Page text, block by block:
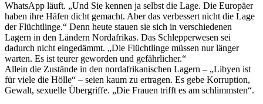
WhatsApp läuft. „Und Sie kennen ja selbst die Lage. Die Europäer
haben ihre Häfen dicht gemacht. Aber das verbessert nicht die Lage
der Flüchtlinge.“ Denn heute stauen sie sich in verschiedenen
Lagern in den Ländern Nordafrikas. Das Schlepperwesen sei
dadurch nicht eingedämmt. „Die Flüchtlinge müssen nur länger
warten. Es ist teurer geworden und gefährlicher.“
Allein die Zustände in den nordafrikanischen Lagern – „Libyen ist
für viele die Hölle“ – seien kaum zu ertragen. Es gebe Korruption,
Gewalt, sexuelle Übergriffe. „Die Frauen trifft es am schlimmsten“.